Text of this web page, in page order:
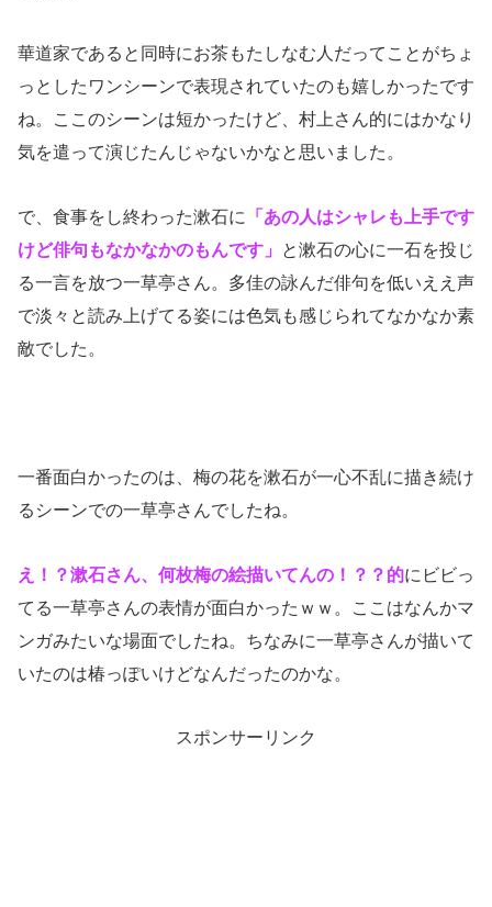
華道家であると同時にお茶もたしなむ人だってことがちょ
っとしたワンシーンで表現されていたのも嬉しかったです
ね。ここのシーンは短かったけど、村上さん的にはかなり
気を遣って演じたんじゃないかなと思いました。
で、食事をし終わった漱石に
「あの人はシャレも上手です
けど俳句もなかなかのもんです」
と漱石の心に一石を投じ
る一言を放つ一草亭さん。多佳の詠んだ俳句を低いええ声
で淡々と読み上げてる姿には色気も感じられてなかなか素
敵でした。
一番面白かったのは、梅の花を漱石が一心不乱に描き続け
るシーンでの一草亭さんでしたね。
え！？漱石さん、何枚梅の絵描いてんの！？？的にビビっ
てる一草亭さんの表情が面白かったｗｗ。ここはなんかマ
ンガみたいな場面でしたね。ちなみに一草亭さんが描いて
いたのは椿っぽいけどなんだったのかな。
スポンサーリンク